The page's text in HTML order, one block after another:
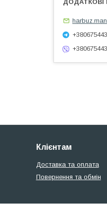
Клієнтам
Доставка та оплата
Повернення та обмін